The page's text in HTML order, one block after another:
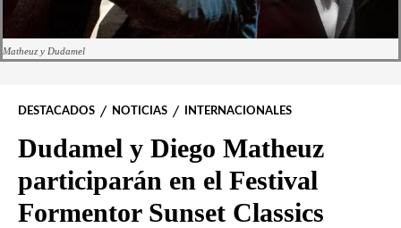
Matheuz y Dudamel
DESTACADOS NOTICIAS INTERNACIONALES
Dudamel y Diego Matheuz
participarán en el Festival
Formentor Sunset Classics